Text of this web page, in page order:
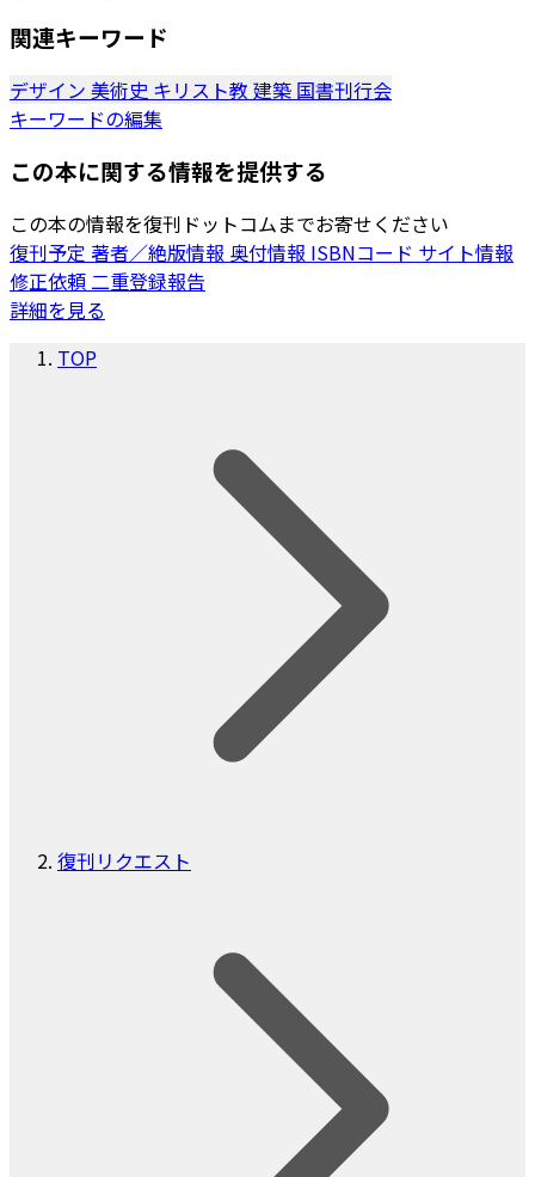
関連キーワード
デザイン 美術史 キリスト教 建築 国書刊行会
キーワードの編集
この本に関する情報を提供する
この本の情報を復刊ドットコムまでお寄せください
復刊予定 著者／絶版情報 奥付情報 ISBNコード サイト情報
修正依頼二重登録報告
詳細を見る
TOP
復刊リクエスト